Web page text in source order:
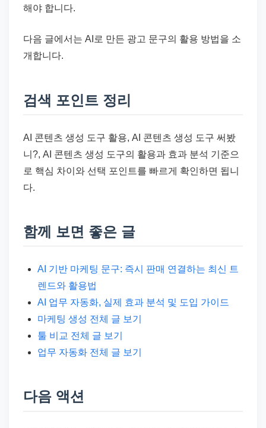
해야 합니다.
다음 글에서는 AI로 만든 광고 문구의 활용 방법을 소
개합니다.
검색 포인트 정리
AI 콘텐츠 생성 도구 활용, AI 콘텐츠 생성 도구 써봤
니?, AI 콘텐츠 생성 도구의 활용과 효과 분석 기준으
로 핵심 차이와 선택 포인트를 빠르게 확인하면 됩니
다.
함께 보면 좋은 글
AI 기반 마케팅 문구: 즉시 판매 연결하는 최신 트
렌드와 활용법
AI 업무 자동화, 실제 효과 분석 및 도입 가이드
마케팅 생성 전체 글 보기
툴 비교 전체 글 보기
업무 자동화 전체 글 보기
다음 액션